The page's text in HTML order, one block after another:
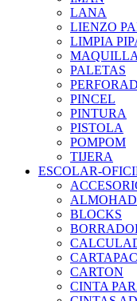
LANA
LIENZO
LIMPIA
PALETAS
PINCEL
PINTURA
PISTOLA
POMPOM
TIJERA
ESCOLAR-
BLOCKS
CARTON
CINTA